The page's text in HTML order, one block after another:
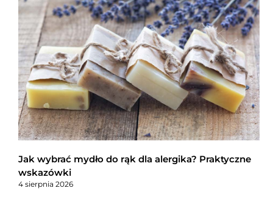
Jak wybrać mydło do rąk dla alergika? Praktyczne
wskazówki
4 sierpnia 2026